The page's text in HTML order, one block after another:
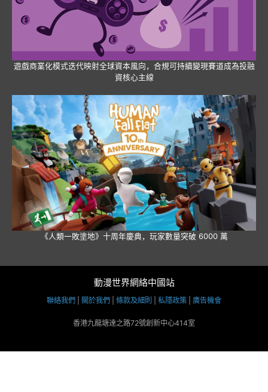
遊戲商業化模式迭代映射全球資本風向，合規可持續變現賽道成為投融
資核心主線
《人類一敗塗地》十周年慶典，玩家數量突破 6000 萬
動漫世界網絡中國站
聯絡我們 關於我們 條款及細則 私隱政策 廣告機會
香港九龍塘達之路72號創新中心414室